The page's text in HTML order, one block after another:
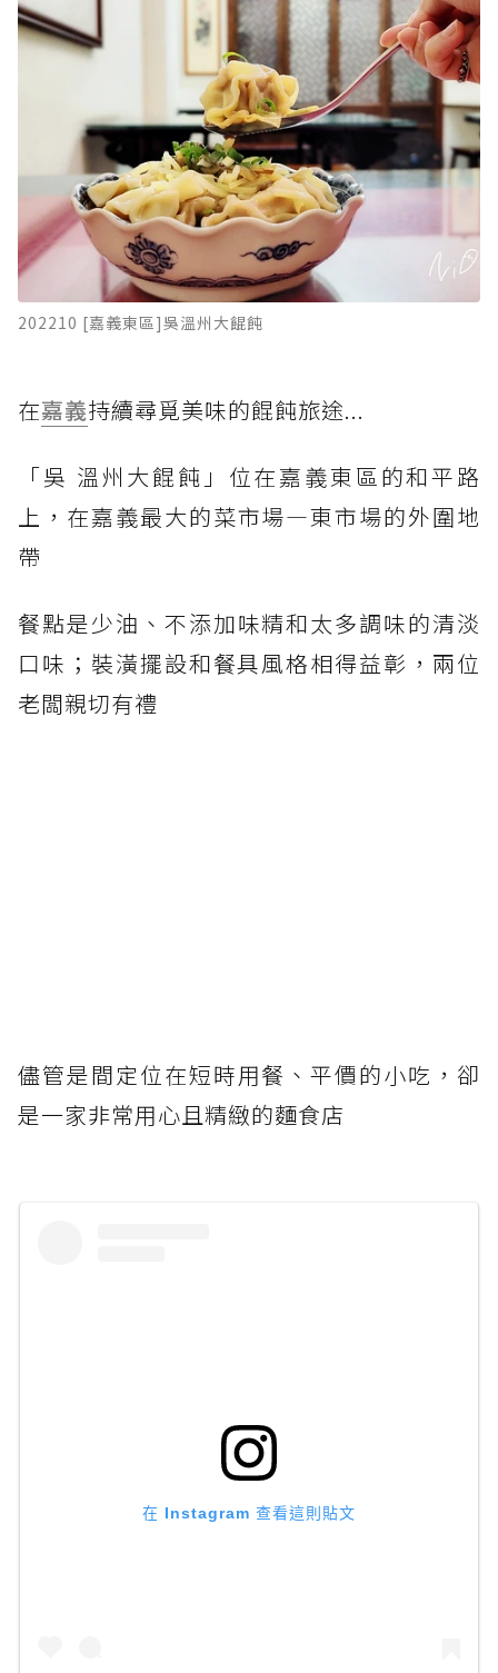
202210 [嘉義東區]吳溫州大餛飩
在嘉義持續尋覓美味的餛飩旅途...
「吳 溫州大餛飩」位在嘉義東區的和平路
上，在嘉義最大的菜市場—東市場的外圍地
帶
餐點是少油、不添加味精和太多調味的清淡
口味；裝潢擺設和餐具風格相得益彰，兩位
老闆親切有禮
儘管是間定位在短時用餐、平價的小吃，卻
是一家非常用心且精緻的麵食店
在 Instagram 查看這則貼文